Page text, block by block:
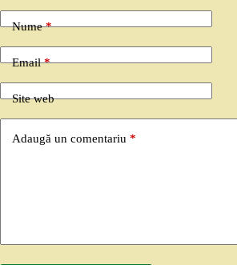
Nume*
Email*
Site web
Adaugă un comentariu *